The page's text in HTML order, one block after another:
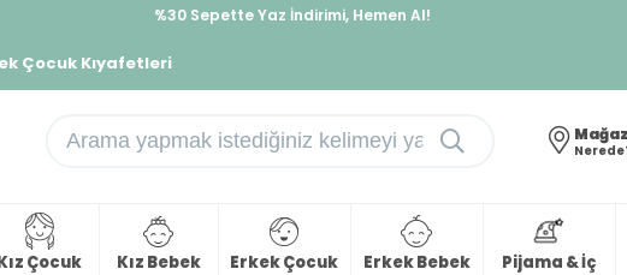
%30 Sepette Yaz İndirimi, Hemen Al!
Çocuk Kıyafetleri
Çocuk
Kız Bebek
Erkek Çocuk
Erkek Bebek
Pijama & İç